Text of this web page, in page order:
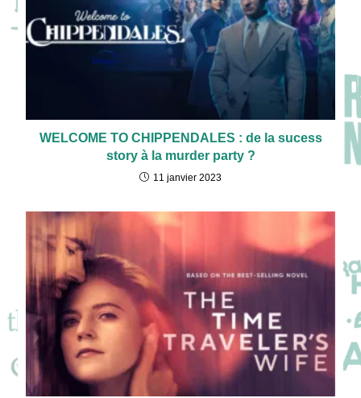
WELCOME TO CHIPPENDALES : de la sucess
story à la murder party ?
11 janvier 2023